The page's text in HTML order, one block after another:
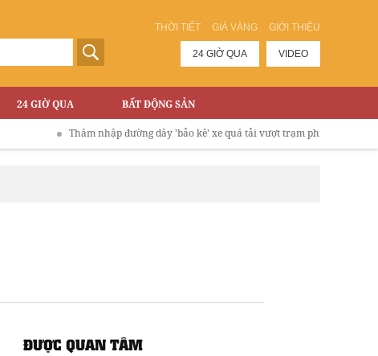
THỜI TIẾT GIÁ VÀNG GIỚI THIỆU
24 GIỜ QUA VIDEO
24 GIỜ QUA BẤT ĐỘNG SẢN
Thâm nhập đường dây 'bảo kê' xe quá tải vượt trạm phí Cao tốc Hà Nội -
ĐƯỢC QUAN TÂM